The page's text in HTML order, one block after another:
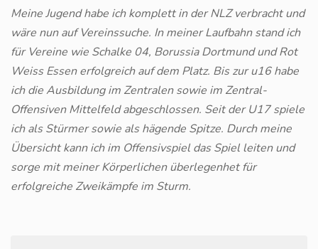
Meine Jugend habe ich komplett in der NLZ verbracht und
wäre nun auf Vereinssuche. In meiner Laufbahn stand ich
für Vereine wie Schalke 04, Borussia Dortmund und Rot
Weiss Essen erfolgreich auf dem Platz. Bis zur u16 habe
ich die Ausbildung im Zentralen sowie im Zentral-
Offensiven Mittelfeld abgeschlossen. Seit der U17 spiele
ich als Stürmer sowie als hägende Spitze. Durch meine
Übersicht kann ich im Offensivspiel das Spiel leiten und
sorge mit meiner Körperlichen überlegenhet für
erfolgreiche Zweikämpfe im Sturm.